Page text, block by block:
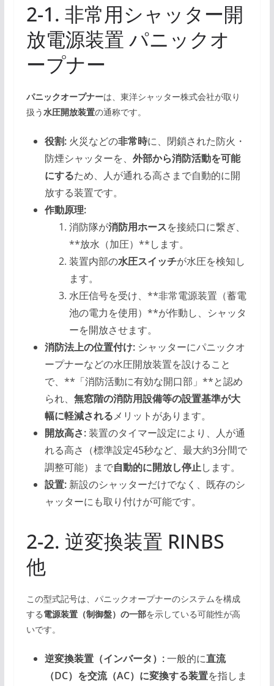
2-1. 非常用シャッター開
放電源装置 パニックオ
ープナー
パニックオープナーは、東洋シャッター株式会社が取り
扱う水圧開放装置の通称です。
役割:火災などの非常時に、閉鎖された防火・
防煙シャッターを、 外部から消防活動を可能
にするため、人が通れる高さまで自動的に開
放する装置です。
作動原理:
消防隊が消防用ホースを接続口に繋ぎ、
**放水（加圧）**します。
装置内部の水圧スイッチが水圧を検知し
ます。
水圧信号を受け、**非常電源装置（蓄電
池の電力を使用）**が作動し、シャッタ
ーを開放させます。
消防法上の位置付け:シャッターにパニックオ
ープナーなどの水圧開放装置を設けること
で、**「消防活動に有効な開口部」**と認め
られ、 無窓階の消防用設備等の設置基準が大
幅に軽減されるメリットがあります。
開放高さ:装置のタイマー設定により、人が通
れる高さ（標準設定45秒など、最大約3分間で
調整可能）まで自動的に開放し停止します。
設置:新設のシャッターだけでなく、既存のシ
ャッターにも取り付けが可能です。
2-2. 逆変換装置 RINBS
他
この型式記号は、パニックオープナーのシステムを構成
する電源装置（制御盤）の一部を示している可能性が高
いです。
逆変換装置（インバータ）:一般的に直流
（DC）を交流（AC）に変換する装置を指しま